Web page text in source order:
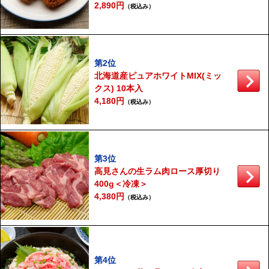
2,890円 （税込み）
第2位
北海道産ピュアホワイトMIX(ミッ
クス) 10本入
4,180円
（税込み）
第3位
高見さんの生ラム肉ロース厚切り
400g＜冷凍＞
4,380円
（税込み）
第4位